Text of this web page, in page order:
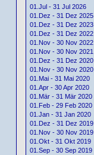
01.Jul - 31 Jul 2026
01.Dez - 31 Dez 2025
01.Dez - 31 Dez 2023
01.Dez - 31 Dez 2022
01.Nov - 30 Nov 2022
01.Nov - 30 Nov 2021
01.Dez - 31 Dez 2020
01.Nov - 30 Nov 2020
01.Mai - 31 Mai 2020
01.Apr - 30 Apr 2020
01.Mär - 31 Mär 2020
01.Feb - 29 Feb 2020
01.Jan - 31 Jan 2020
01.Dez - 31 Dez 2019
01.Nov - 30 Nov 2019
01.Okt - 31 Okt 2019
01.Sep - 30 Sep 2019